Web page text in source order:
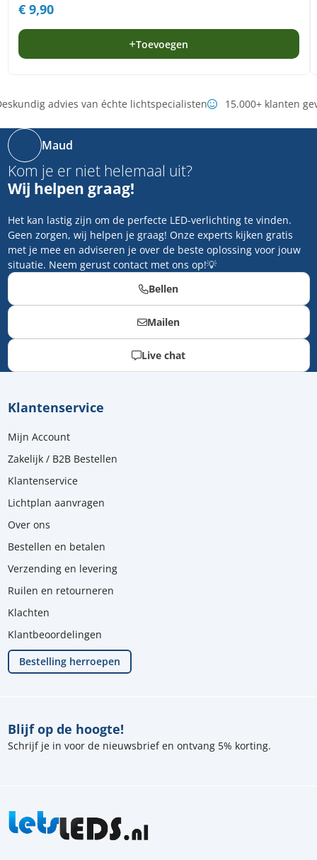
€9,90
Toevoegen
advies van échte lichtspecialisten 15.000+ klanten
Maud
Kom je er niet helemaal uit?
Wij helpen graag!
Het kan lastig zijn om de perfecte LED-verlichting te vinden.
Geen zorgen, wij helpen je graag! Onze experts kijken gratis
met je mee en adviseren je over de beste oplossing voor jouw
situatie. Neem gerust contact met ons op!💡
Bellen
Mailen
Live chat
Blijf op de hoogte!
Schrijf je in voor de nieuwsbrief en ontvang 5% korting.
Klantenservice
Mijn Account
Zakelijk / B2B Bestellen
Klantenservice
Lichtplan aanvragen
Over ons
Bestellen en betalen
Verzending en levering
Ruilen en retourneren
Klachten
Klantbeoordelingen
Bestelling herroepen